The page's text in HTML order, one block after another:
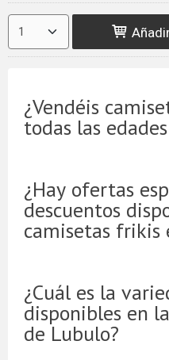
¿Vendéis
todas las
¿Hay ofertas
descuentos
camisetas frikis
¿Cuál es la
disponibles en
de Lubulo?